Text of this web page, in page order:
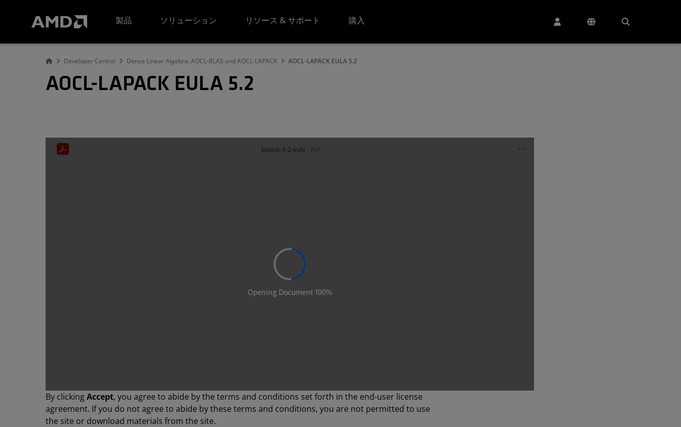
製品
ソリューション リソース & サポート 購入
Developer Central Dense Linear Algebra: AOCL-BLAS and AOCL-LAPACK AOCL-LAPACK EULA 5.2
AOCL-LAPACK EULA 5.2
By clickingAccept, you agree to abide by the terms and conditions set forth in the end-user license
agreement. If you do not agree to abide by these terms and conditions, you are not permitted to use
the site or download materials from the site.